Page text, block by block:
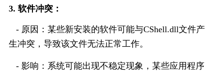
3. 软件冲突：
- 原因：某些新安装的软件可能与CShell.dll文件产
生冲突，导致该文件无法正常工作。
- 影响：系统可能出现不稳定现象，某些应用程序